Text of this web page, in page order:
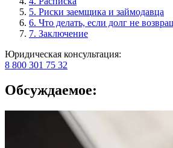
5. Риски заемщика и займодавца
6. Что делать, если долг не
7. Заключение
Юридическая консультация:
8 800 301 75 32
Обсуждаемое: